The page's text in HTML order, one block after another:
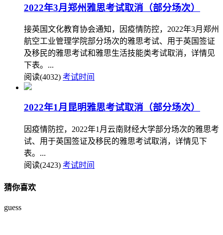
2022年3月郑州雅思考试取消（部分场次）
接英国文化教育协会通知，因疫情防控，2022年3月郑州
航空工业管理学院部分场次的雅思考试、用于英国签证
及移民的雅思考试和雅思生活技能类考试取消，详情见
下表。...
阅读(4032) 考试时间
2022年1月昆明雅思考试取消（部分场次）
因疫情防控，2022年1月云南财经大学部分场次的雅思考
试、用于英国签证及移民的雅思考试取消，详情见下
表。...
阅读(2423) 考试时间
猜你喜欢
guess